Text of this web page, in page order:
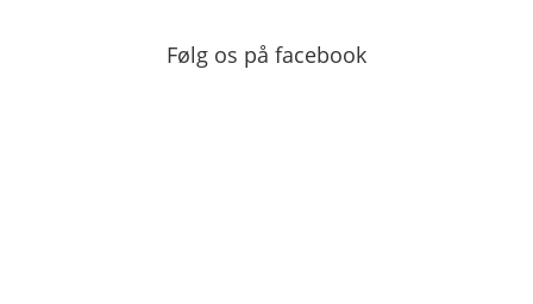
Følg os på facebook